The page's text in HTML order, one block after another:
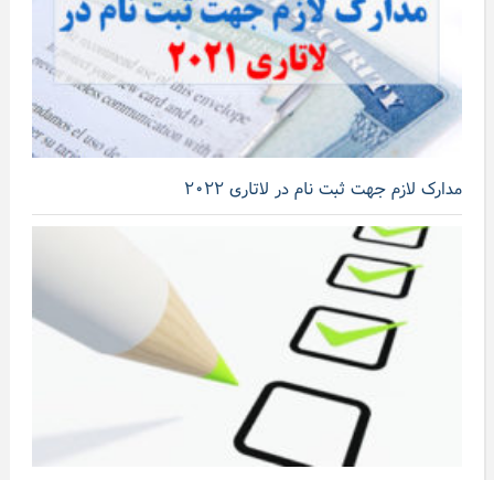
مدارک لازم جهت ثبت نام در لاتاری ۲۰۲۲